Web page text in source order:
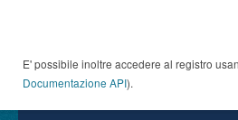
E' possibile inoltre accedere al registro
Documentazione API).